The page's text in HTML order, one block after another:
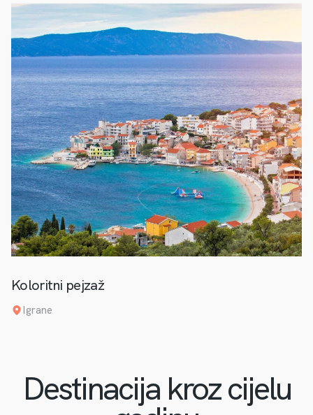
Koloritni pejzaž
Igrane
Destinacija kroz cijelu